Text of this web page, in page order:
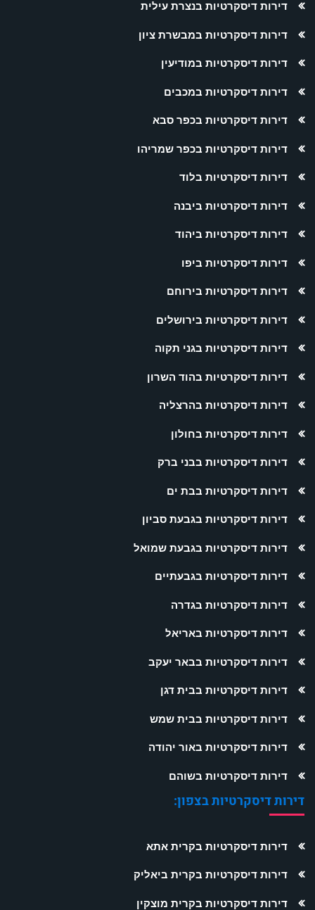
דירות דיסקרטיות בנצרת עילית
דירות דיסקרטיות במבשרת ציון
דירות דיסקרטיות במודיעין
דירות דיסקרטיות במכבים
דירות דיסקרטיות בכפר סבא
דירות דיסקרטיות בכפר שמריהו
דירות דיסקרטיות בלוד
דירות דיסקרטיות ביבנה
דירות דיסקרטיות ביהוד
דירות דיסקרטיות ביפו
דירות דיסקרטיות בירוחם
דירות דיסקרטיות בירושלים
דירות דיסקרטיות בגני תקוה
דירות דיסקרטיות בהוד השרון
דירות דיסקרטיות בהרצליה
דירות דיסקרטיות בחולון
דירות דיסקרטיות בבני ברק
דירות דיסקרטיות בבת ים
דירות דיסקרטיות בגבעת סביון
דירות דיסקרטיות בגבעת שמואל
דירות דיסקרטיות בגבעתיים
דירות דיסקרטיות בגדרה
דירות דיסקרטיות באריאל
דירות דיסקרטיות בבאר יעקב
דירות דיסקרטיות בבית דגן
דירות דיסקרטיות בבית שמש
דירות דיסקרטיות באור יהודה
דירות דיסקרטיות בשוהם
דירות דיסקרטיות בצפון:
דירות דיסקרטיות בקרית אתא
דירות דיסקרטיות בקרית ביאליק
דירות דיסקרטיות בקרית מוצקין